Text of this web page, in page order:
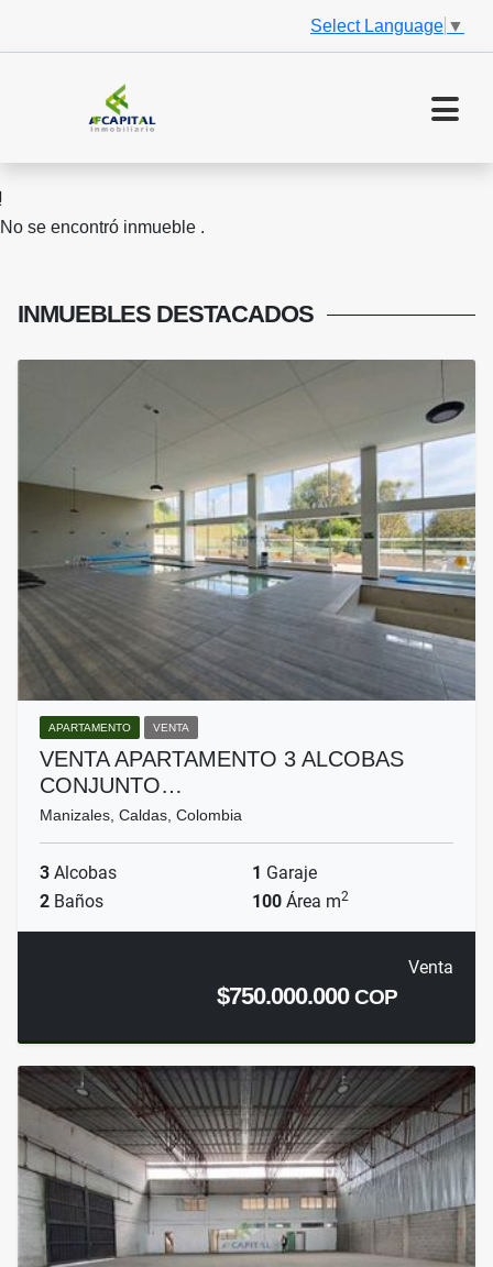
Select Language ▼
No se encontró inmueble .
INMUEBLES DESTACADOS
APARTAMENTO VENTA
VENTA APARTAMENTO 3 ALCOBAS
CONJUNTO…
Manizales, Caldas, Colombia
3 Alcobas 1 Garaje
2 Baños 100 Área m2
Venta
$750.000.000COP